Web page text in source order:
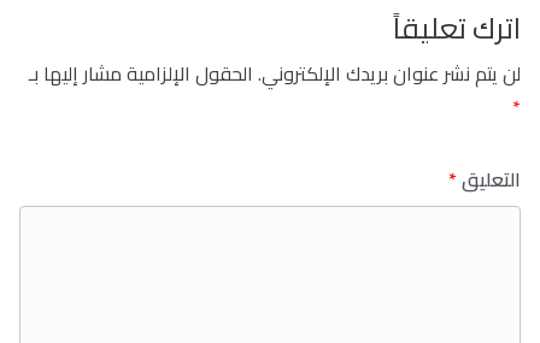
اترك تعليقاً
لن يتم نشر عنوان بريدك الإلكتروني. الحقول الإلزامية مشار إليها بـ
*
التعليق*